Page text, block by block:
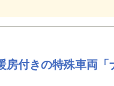
房付きの特殊車両